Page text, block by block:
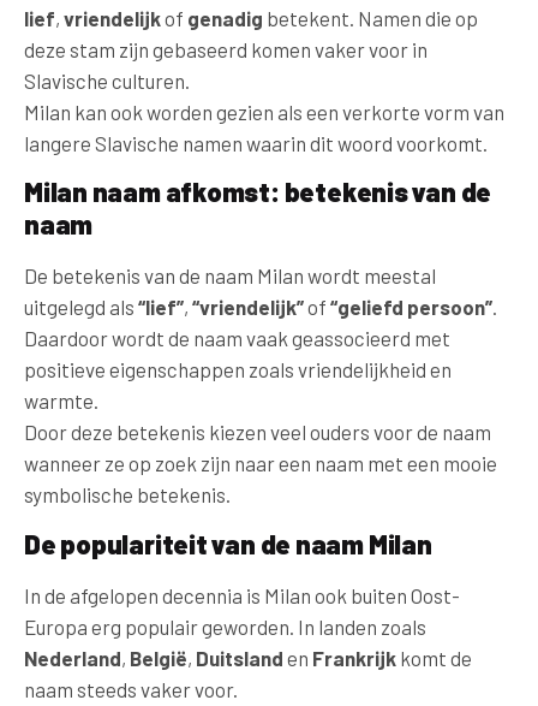
lief, vriendelijkof genadig betekent. Namen die op
deze stam zijn gebaseerd komen vaker voor in
Slavische culturen.
Milan kan ook worden gezien als een verkorte vorm van
langere Slavische namen waarin dit woord voorkomt.
Milan naam afkomst: betekenis van de
naam
De betekenis van de naam Milan wordt meestal
uitgelegd als “lief”, “vriendelijk”of “geliefd persoon”.
Daardoor wordt de naam vaak geassocieerd met
positieve eigenschappen zoals vriendelijkheid en
warmte.
Door deze betekenis kiezen veel ouders voor de naam
wanneer ze op zoek zijn naar een naam met een mooie
symbolische betekenis.
De populariteit van de naam Milan
In de afgelopen decennia is Milan ook buiten Oost-
Europa erg populair geworden. In landen zoals
Nederland, België, Duitsland en Frankrijk komt de
naam steeds vaker voor.